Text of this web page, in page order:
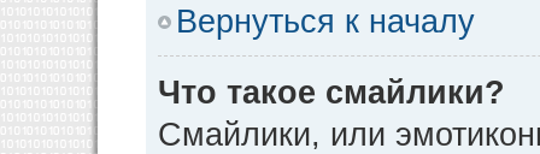
Вернуться к началу
Что такое смайлики?
Смайлики, или